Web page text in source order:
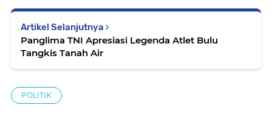
Artikel Selanjutnya
Panglima TNI Apresiasi Legenda Atlet Bulu
Tangkis Tanah Air
POLITIK